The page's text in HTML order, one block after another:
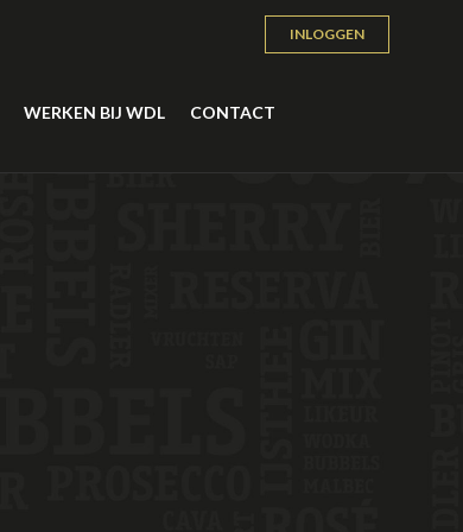
INLOGGEN
WERKEN BIJ WDL CONTACT